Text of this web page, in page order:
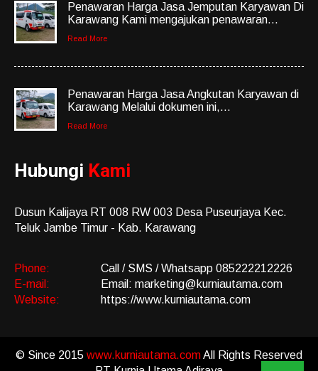
Penawaran Harga Jasa Jemputan Karyawan Di
Karawang Kami mengajukan penawaran...
Read More
Penawaran Harga Jasa Angkutan Karyawan di
Karawang Melalui dokumen ini,...
Read More
Hubungi Kami
Dusun Kalijaya RT 008 RW 003 Desa Puseurjaya Kec.
Teluk Jambe Timur - Kab. Karawang
Phone:
Call / SMS / Whatsapp 085222212226
E-mail:
Email: marketing@kurniautama.com
Website:
https://www.kurniautama.com
© Since 2015 www.kurniautama.comAll Rights Reserved